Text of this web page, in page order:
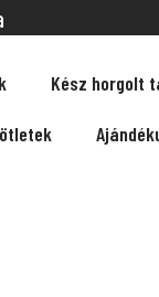
Kész horgolt